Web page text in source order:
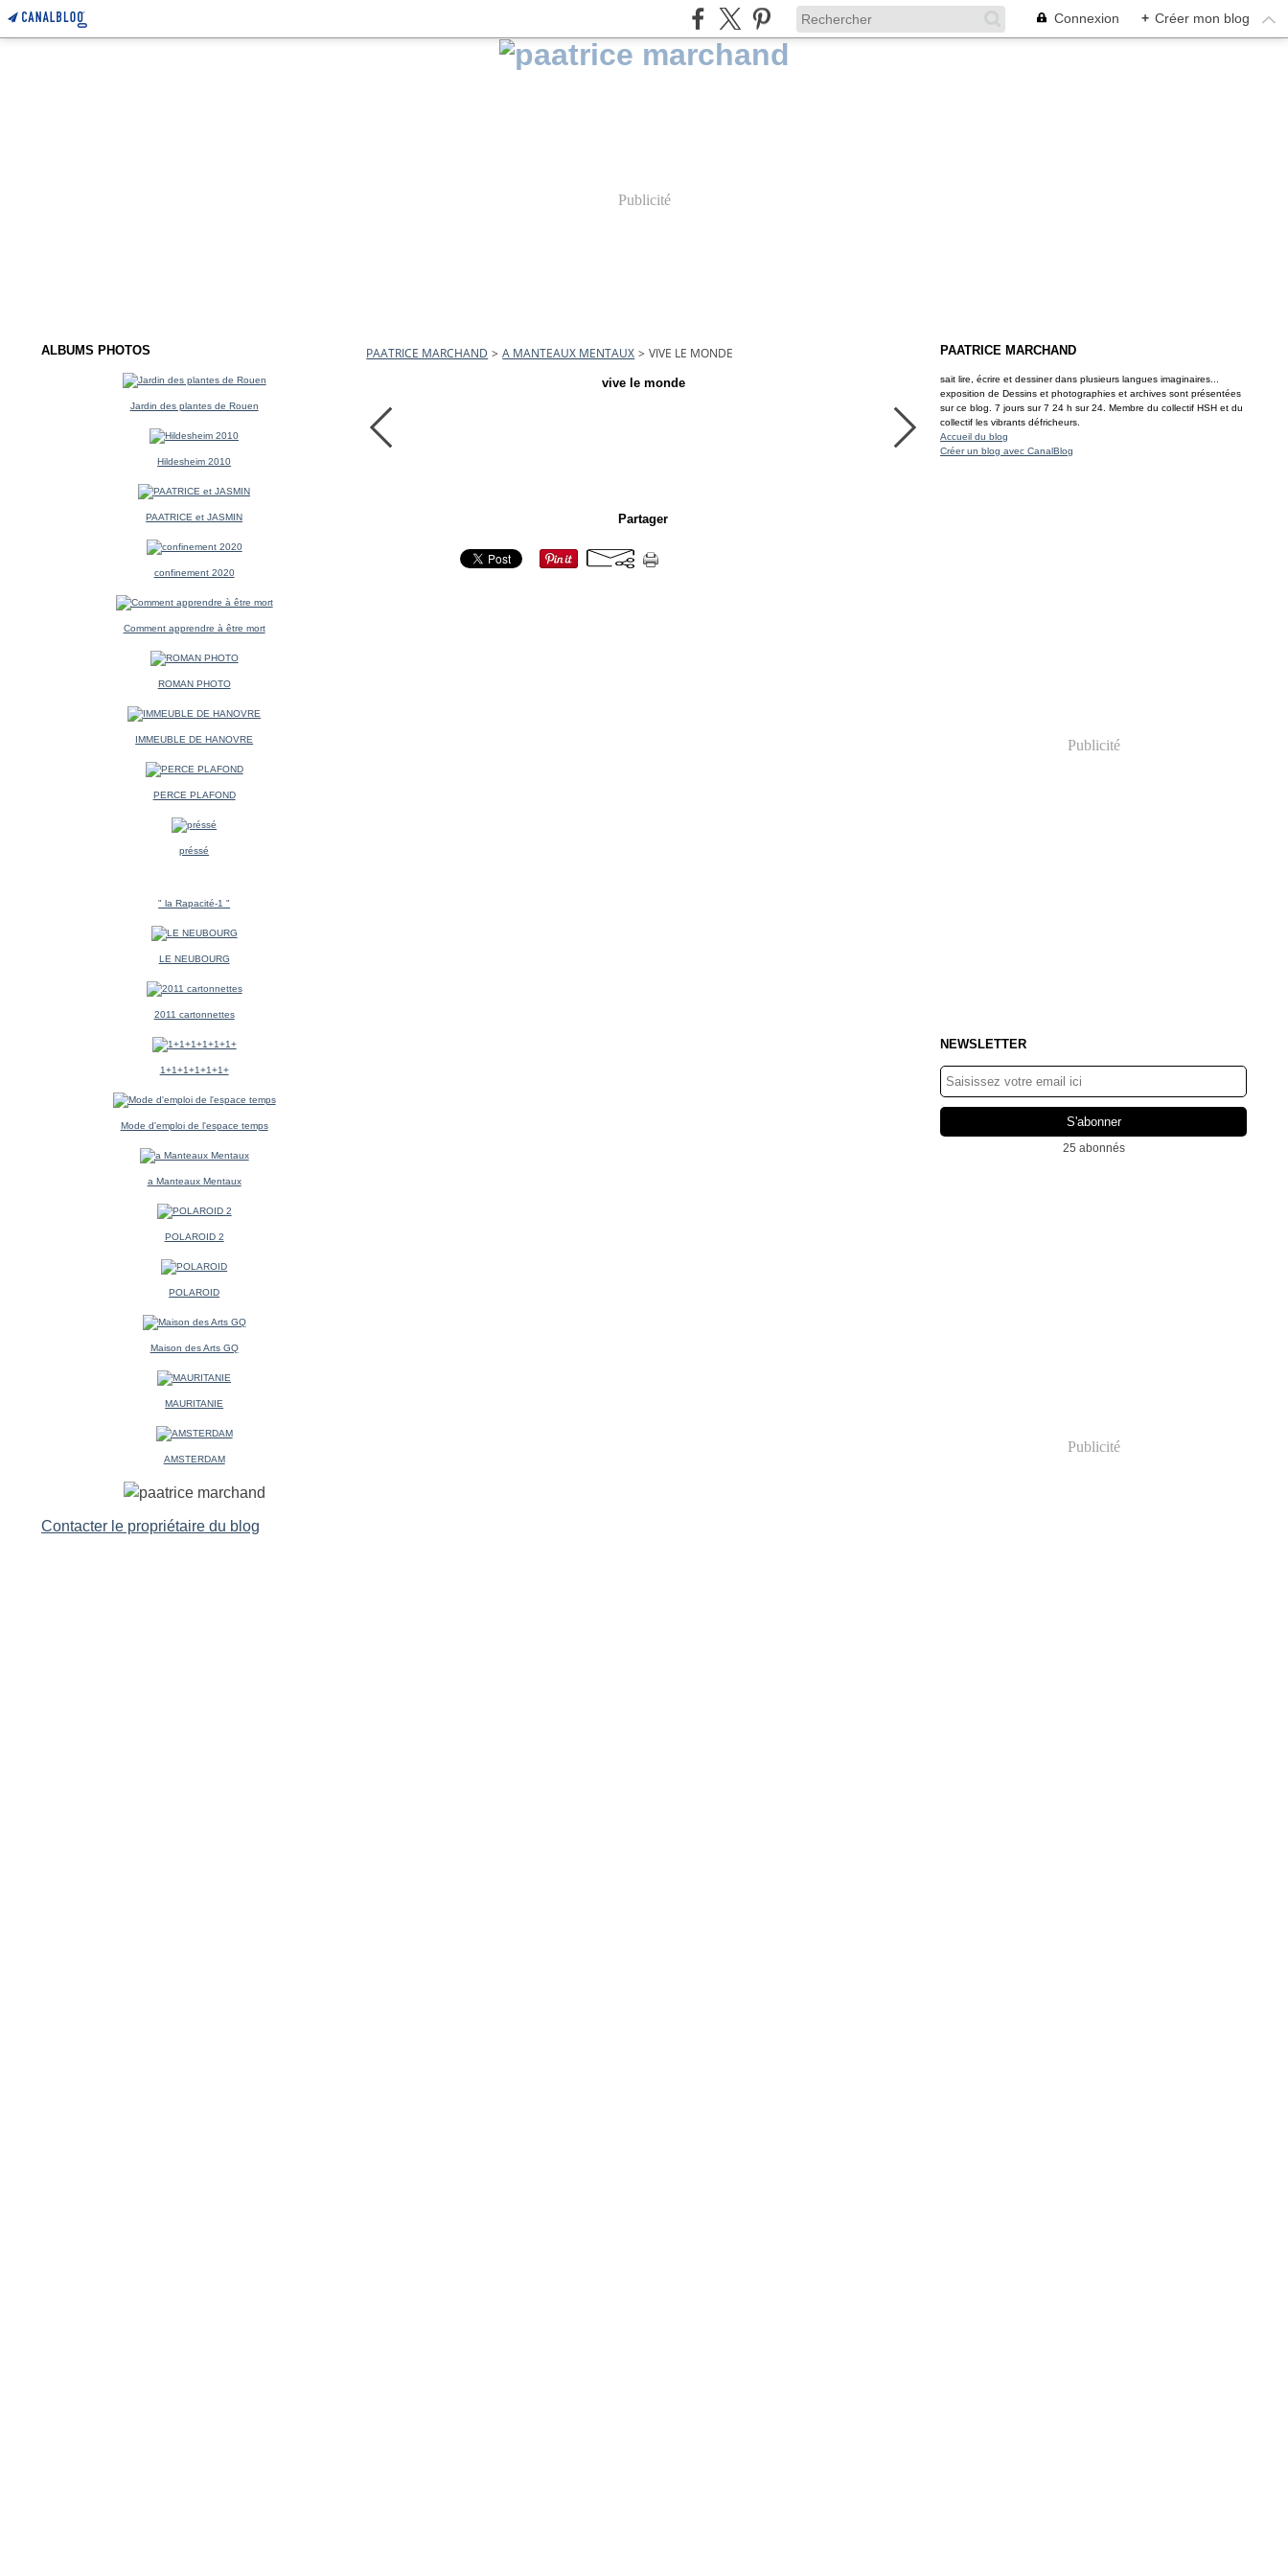
Connexion + Créer mon blog
Publicité
ALBUMS PHOTOS
Jardin des plantes de Rouen
Hildesheim 2010
PAATRICE et JASMIN
confinement 2020
Comment apprendre à être mort
ROMAN PHOTO
IMMEUBLE DE HANOVRE
PERCE PLAFOND
préssé
" la Rapacité-1 "
LE NEUBOURG
2011 cartonnettes
1+1+1+1+1+1+
Mode d'emploi de l'espace temps
a Manteaux Mentaux
POLAROID 2
POLAROID
Maison des Arts GQ
MAURITANIE
AMSTERDAM
Contacter le propriétaire du blog
PAATRICE MARCHAND > A MANTEAUX MENTAUX > VIVE LE MONDE
vive le monde
Partager
PAATRICE MARCHAND
sait lire, écrire et dessiner dans plusieurs langues imaginaires...
exposition de Dessins et photographies et archives sont présentées
sur ce blog. 7 jours sur 7 24 h sur 24. Membre du collectif HSH et du
collectif les vibrants défricheurs.
Accueil du blog
Créer un blog avec CanalBlog
Publicité
NEWSLETTER
25 abonnés
Publicité